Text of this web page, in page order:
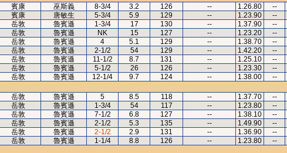
賓康 巫斯義 8-3/4 3.2 126 -- 1.26.80 --
賓康 唐敏生 5-3/4 5.9 129 -- 1.23.90 --
岳敦 魯賓遜 1-3/4 17 130 -- 1.37.90 --
岳敦 魯賓遜 NK 15 127 -- 1.23.20 --
岳敦 魯賓遜 4 5.1 129 -- 1.38.70 --
岳敦 魯賓遜 2-1/2 54 129 -- 1.42.20 --
岳敦 魯賓遜 11-1/2 8.7 131 -- 1.25.10 --
岳敦 魯賓遜 5-1/2 26 126 -- 1.23.30 --
岳敦 魯賓遜 12-1/4 9.7 124 -- 1.38.00 --
岳敦 魯賓遜 5 8.5 118 -- 1.37.70 --
岳敦 魯賓遜 1-3/4 54 117 -- 1.23.80 --
岳敦 魯賓遜 7-1/2 6.8 127 -- 1.38.10 --
岳敦 魯賓遜 2-1/2 5.3 135 -- 1.49.90 --
岳敦 魯賓遜 2-1/2 2.9 131 -- 1.36.90 --
岳敦 魯賓遜 1-1/4 8.8 126 -- 1.23.80 --